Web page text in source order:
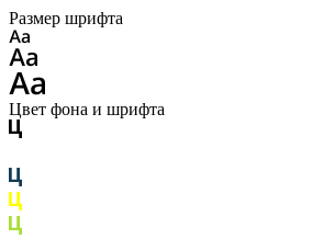
Размер шрифта
Цвет фона и шрифта